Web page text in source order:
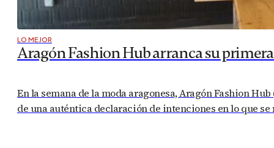
LO MEJOR
Aragón Fashion Hub arranca su
En la semana de la moda aragonesa, Aragón Fashion
de una auténtica declaración de intenciones en lo que